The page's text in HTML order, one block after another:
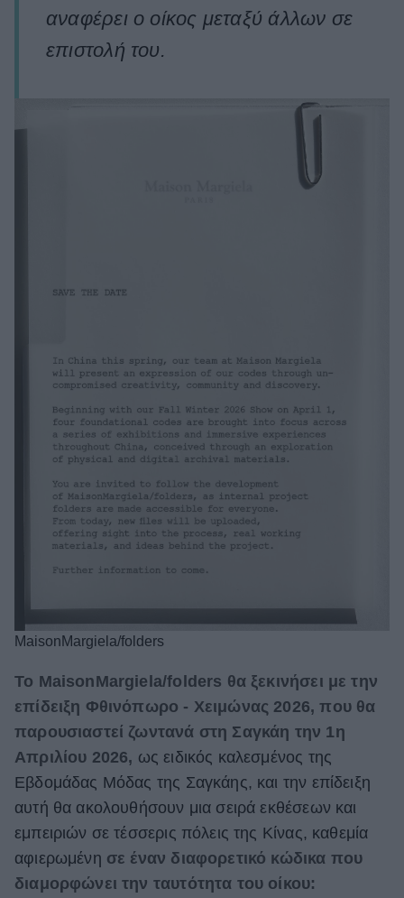
αναφέρει ο οίκος μεταξύ άλλων σε
επιστολή του.
MaisonMargiela/folders
Το MaisonMargiela/folders θα ξεκινήσει με την
επίδειξη Φθινόπωρο - Χειμώνας 2026, που θα
παρουσιαστεί ζωντανά στη Σαγκάη την 1η
Απριλίου 2026, ως ειδικός καλεσμένος της
Εβδομάδας Μόδας της Σαγκάης, και την επίδειξη
αυτή θα ακολουθήσουν μια σειρά εκθέσεων και
εμπειριών σε τέσσερις πόλεις της Κίνας, καθεμία
αφιερωμένη σε έναν διαφορετικό κώδικα που
διαμορφώνει την ταυτότητα του οίκου: